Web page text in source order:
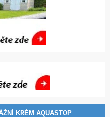
KRÉM AQUASTOP